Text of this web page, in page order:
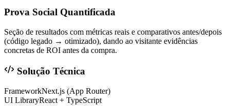
Prova Social Quantificada
Seção de resultados com métricas reais e comparativos antes/depois
(código legado → otimizado), dando ao visitante evidências
concretas de ROI antes da compra.
Solução Técnica
FrameworkNext.js (App Router)
UI LibraryReact + TypeScript